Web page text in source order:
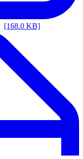
[168.0 KB]